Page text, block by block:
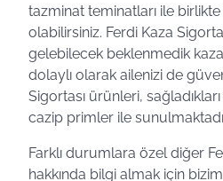
tazminat teminatları ile
olabilirsiniz. Ferdi Kaza
gelebilecek beklenmedik
dolaylı olarak ailenizi de
Sigortası ürünleri,
cazip primler ile
Farklı durumlara özel diğer
hakkında bilgi almak için